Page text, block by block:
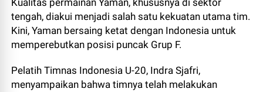
Kualitas permainan Yaman, khususnya di sektor
tengah, diakui menjadi salah satu kekuatan utama tim.
Kini, Yaman bersaing ketat dengan Indonesia untuk
memperebutkan posisi puncak Grup F.
Pelatih Timnas Indonesia U-20, Indra Sjafri,
menyampaikan bahwa timnya telah melakukan